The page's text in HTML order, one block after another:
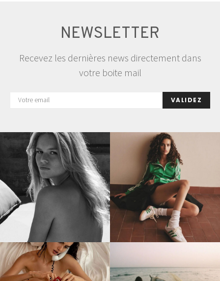
NEWSLETTER
Recevez les dernières news directement dans
votre boite mail
VALIDEZ